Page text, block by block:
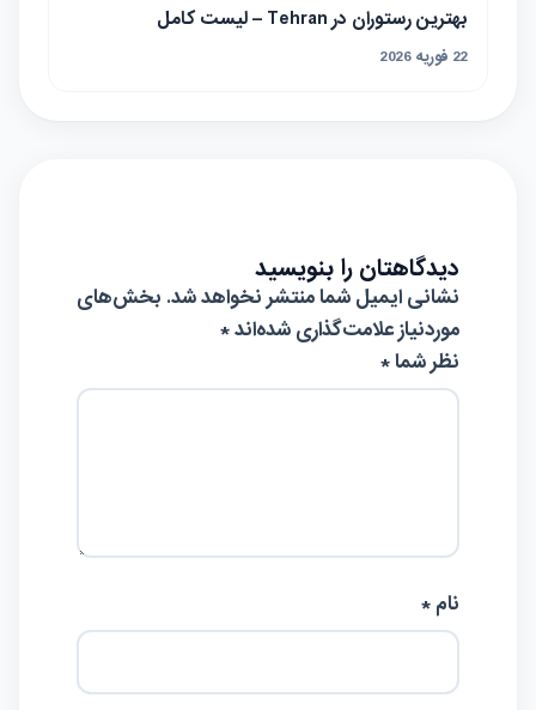
بهترین رستوران در Tehran – لیست کامل
22 فوریه 2026
دیدگاهتان را بنویسید
نشانی ایمیل شما منتشر نخواهد شد. بخش‌های
موردنیاز علامت‌گذاری شده‌اند*
نظر شما *
نام *